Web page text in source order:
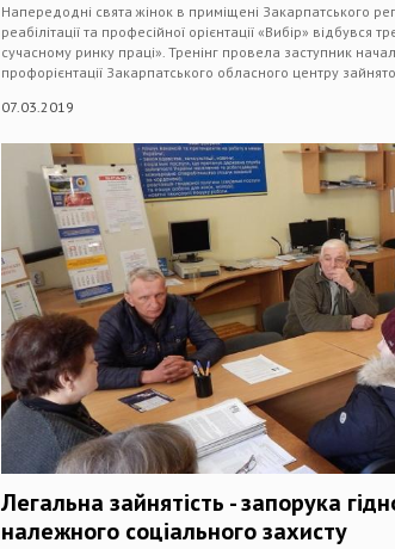
Напередодні свята жінок в приміщені Закарпатського
реабілітації та професійної орієнтації «Вибір» відбувся
сучасному ринку праці». Тренінг провела заступник
профорієнтації Закарпатського обласного центру
07.03.2019
Легальна зайнятість - запорука
належного соціального захисту